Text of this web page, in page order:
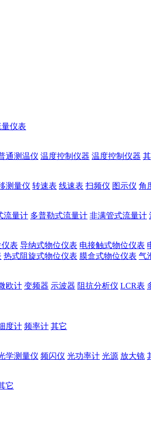
仪表
通测温仪 温度控制仪器 温度控制仪器
测量仪 转速表 线速表 扫频仪 图示仪 角
流量计 多普勒式流量计 非满管式流量计
表 导纳式物位仪表 电接触式物位仪表
热式阻旋式物位仪表 膜盒式物位仪表 气
欧计 变频器 示波器 阻抗分析仪 LCR表
度计 频率计 其它
学测量仪 频闪仪 光功率计 光源 放大镜
它